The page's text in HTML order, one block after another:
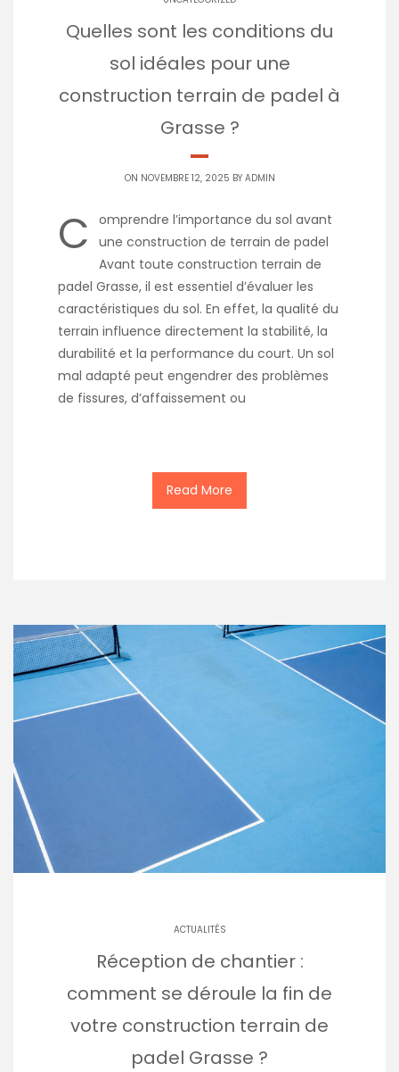
Quelles sont les conditions du
sol idéales pour une
construction terrain de padel à
Grasse ?
ON NOVEMBRE 12, 2025 BY ADMIN
C
omprendre l’importance du sol avant
une construction de terrain de padel
Avant toute construction terrain de
padel Grasse, il est essentiel d’évaluer les
caractéristiques du sol. En effet, la qualité du
terrain influence directement la stabilité, la
durabilité et la performance du court. Un sol
mal adapté peut engendrer des problèmes
de fissures, d’affaissement ou
Read More
ACTUALITÉS
Réception de chantier :
comment se déroule la fin de
votre construction terrain de
padel Grasse ?